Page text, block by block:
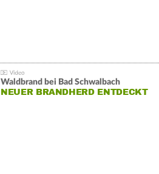
Waldbrand bei Bad Schwalbach
NEUER BRANDHERD ENTDECKT